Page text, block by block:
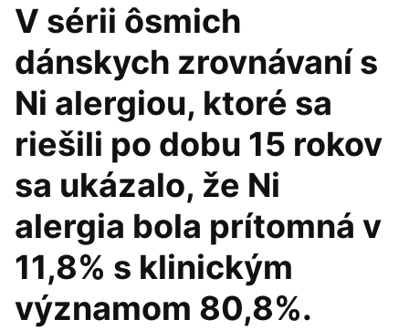
V sérii ôsmich
dánskych zrovnávaní s
Ni alergiou, ktoré sa
riešili po dobu 15 rokov
sa ukázalo, že Ni
alergia bola prítomná v
11,8% s klinickým
významom 80,8%.